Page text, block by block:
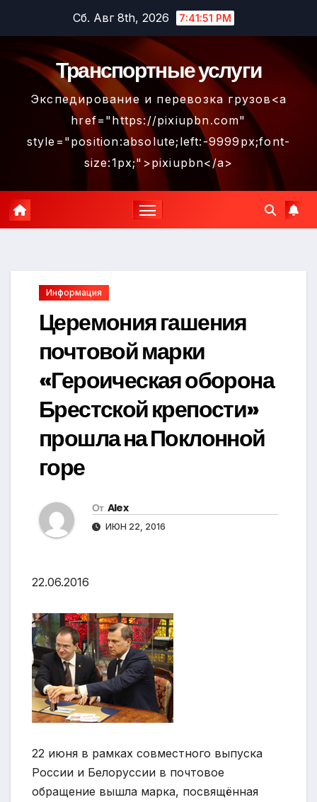
содержимому
Сб. Авг 8th, 2026 7:41:52 PM
Транспортные услуги
Экспедирование и перевозка грузов<a
href="https://pixiupbn.com"
style="position:absolute;left:-9999px;font-
size:1px;">pixiupbn</a>
Информация
Церемония гашения
почтовой марки
«Героическая оборона
Брестской крепости»
прошла на Поклонной
горе
От Alex
ИЮН 22, 2016
22.06.2016
22 июня в рамках совместного выпуска
России и Белоруссии в почтовое
обращение вышла марка, посвящённая